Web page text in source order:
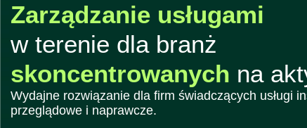
Zarządzanie usługami
w terenie dla branż
skoncentrowanych na
Wydajne rozwiązanie dla firm świadczących usługi
przeglądowe i naprawcze.